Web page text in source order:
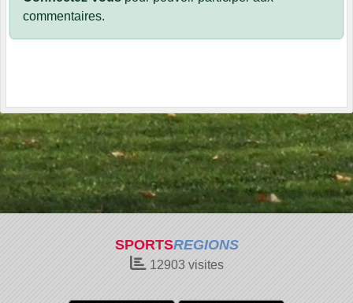
commentaires.
SPORTSREGIONS
12903visites